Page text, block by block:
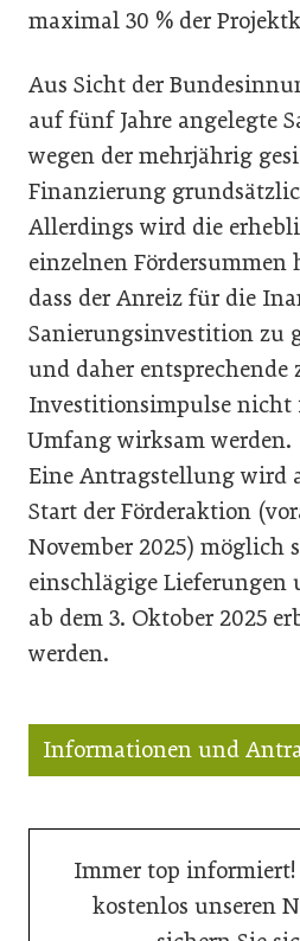
maximal 30 % der
Aus Sicht der
auf fünf Jahre angelegte
wegen der mehrjährig
Finanzierung
Allerdings wird die
einzelnen
dass der Anreiz für die
Sanierungsinvestition zu
und daher entsprechende
Investitionsimpulse nicht
Umfang wirksam werden.
Eine Antragstellung wird
Start der Förderaktion
November 2025) möglich
einschlägige Lieferungen
ab dem 3. Oktober 2025
werden.
Informationen und
Immer top informiert!
kostenlos unseren